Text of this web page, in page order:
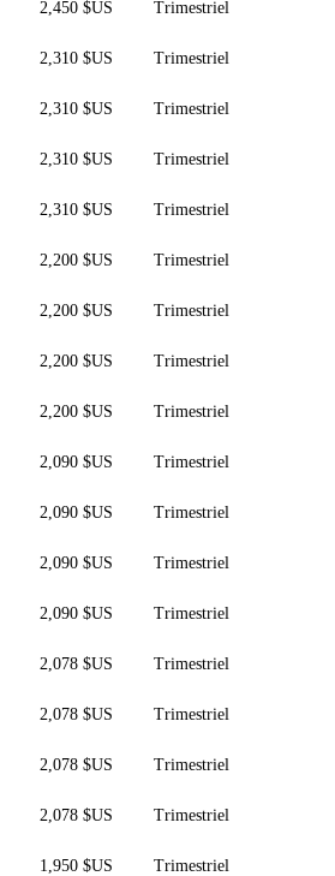
2,450 $US Trimestriel
2,310 $US Trimestriel
2,310 $US Trimestriel
2,310 $US Trimestriel
2,310 $US Trimestriel
2,200 $US Trimestriel
2,200 $US Trimestriel
2,200 $US Trimestriel
2,200 $US Trimestriel
2,090 $US Trimestriel
2,090 $US Trimestriel
2,090 $US Trimestriel
2,090 $US Trimestriel
2,078 $US Trimestriel
2,078 $US Trimestriel
2,078 $US Trimestriel
2,078 $US Trimestriel
1,950 $US Trimestriel